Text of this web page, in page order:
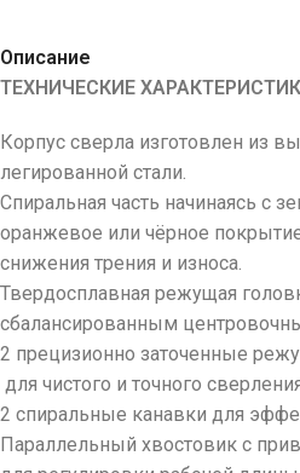
Описание
ТЕХНИЧЕСКИЕ
Корпус сверла изготовлен из
легированной стали.
Спиральная часть начинаясь с
оранжевое или чёрное
снижения трения и износа.
Твердосплавная режущая
сбалансированным
2 прецизионно заточенные
для чистого и точного
2 спиральные канавки для
Параллельный хвостовик с